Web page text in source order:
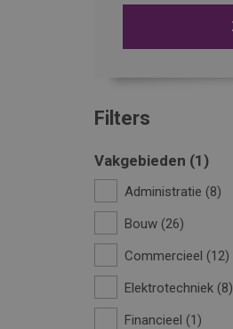
Filters
Vakgebieden 1
Administratie
8
Bouw 26
Commercieel
12
Elektrotechniek 8
Financieel
1